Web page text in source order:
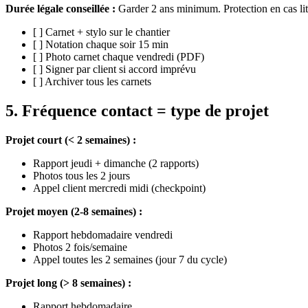
Durée légale conseillée : Garder 2 ans minimum. Protection en cas
[ ] Carnet + stylo sur le chantier
[ ] Notation chaque soir 15 min
[ ] Photo carnet chaque vendredi (PDF)
[ ] Signer par client si accord imprévu
[ ] Archiver tous les carnets
5. Fréquence contact = type de projet
Projet court (< 2 semaines) :
Rapport jeudi + dimanche (2 rapports)
Photos tous les 2 jours
Appel client mercredi midi (checkpoint)
Projet moyen (2-8 semaines) :
Rapport hebdomadaire vendredi
Photos 2 fois/semaine
Appel toutes les 2 semaines (jour 7 du cycle)
Projet long (> 8 semaines) :